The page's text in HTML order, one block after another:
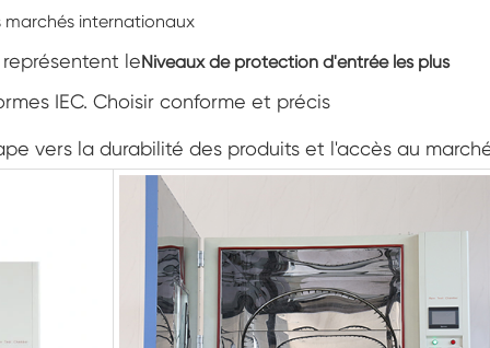
Vaporisateur de sel combiné et chambre
d'essai climatique
température et humidité contrôlées
Chambre d'essai de température et basse
pression d'air
Chambre environnementale de simulation de
Gaze d'ampoule humide pour chambres
d'humidité de la température
Chambre d'essai environnementale
internationaux
représentent leNiveaux de protection d'entrée les plus
IEC. Choisir conforme et précis
vers la durabilité des produits et l'accès au